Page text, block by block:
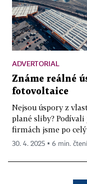
ADVERTORIAL
Známe reálné
fotovoltaice
Nejsou úspory z
plané sliby? Podívali
firmách jsme po
30. 4. 2025 ▪ 6 min. čtení